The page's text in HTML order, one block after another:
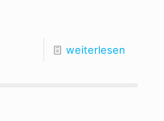
weiterlesen